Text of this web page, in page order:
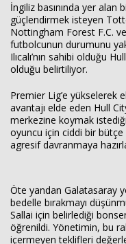
İngiliz basınında yer
güçlendirmek isteyen
Nottingham Forest F.C. ve
futbolcunun durumunu
Ilıcalı’nın sahibi olduğu
olduğu belirtiliyor.
Premier Lig’e yükselerek
avantajı elde eden Hull
merkezine koymak
oyuncu için ciddi bir bütçe
agresif davranmaya
Öte yandan Galatasaray
bedelle bırakmayı
Sallai için belirlediği
öğrenildi. Yönetimin, bu
içermeyen teklifleri